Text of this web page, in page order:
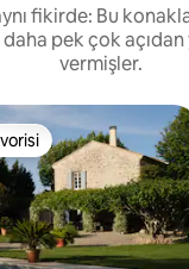
fikirde: Bu
pek çok
vermişler.
en